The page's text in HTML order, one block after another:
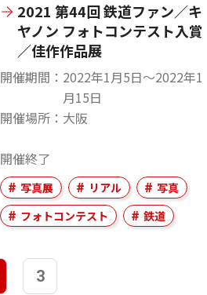
2021 第44回 鉄道ファン／キ
ヤノン フォトコンテスト入賞
／佳作作品展
開催期間
2022年1月5日〜2022年1
月15日
開催場所
大阪
開催終了
写真展 リアル
写真
フォトコンテスト
鉄道
3